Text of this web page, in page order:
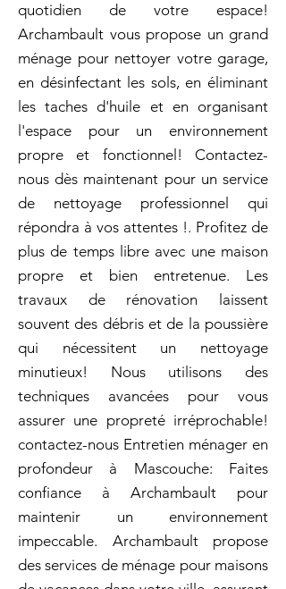
quotidien de votre espace!
Archambault vous propose un grand
ménage pour nettoyer votre garage,
en désinfectant les sols, en éliminant
les taches d'huile et en organisant
l'espace pour un environnement
propre et fonctionnel! Contactez-
nous dès maintenant pour un service
de nettoyage professionnel qui
répondra à vos attentes !. Profitez de
plus de temps libre avec une maison
propre et bien entretenue. Les
travaux de rénovation laissent
souvent des débris et de la poussière
qui nécessitent un nettoyage
minutieux! Nous utilisons des
techniques avancées pour vous
assurer une propreté irréprochable!
contactez-nous Entretien ménager en
profondeur à Mascouche: Faites
confiance à Archambault pour
maintenir un environnement
impeccable. Archambault propose
des services de ménage pour maisons